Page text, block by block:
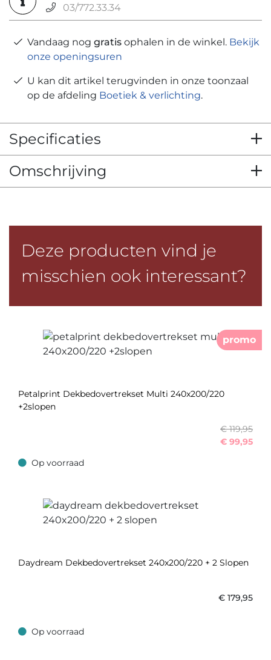
03/772.33.34
Vandaag nog gratis ophalen in de winkel. Bekijk
onze openingsuren
U kan dit artikel terugvinden in onze toonzaal
op de afdeling Boetiek & verlichting.
Specificaties
Omschrijving
Deze producten vind je
misschien ook interessant?
promo
Petalprint Dekbedovertrekset Multi 240x200/220
+2slopen
€ 119,95
€ 99,95
Op voorraad
Op voorraad
Daydream Dekbedovertrekset 240x200/220 + 2 Slopen
€ 179,95
Op voorraad
Op voorraad